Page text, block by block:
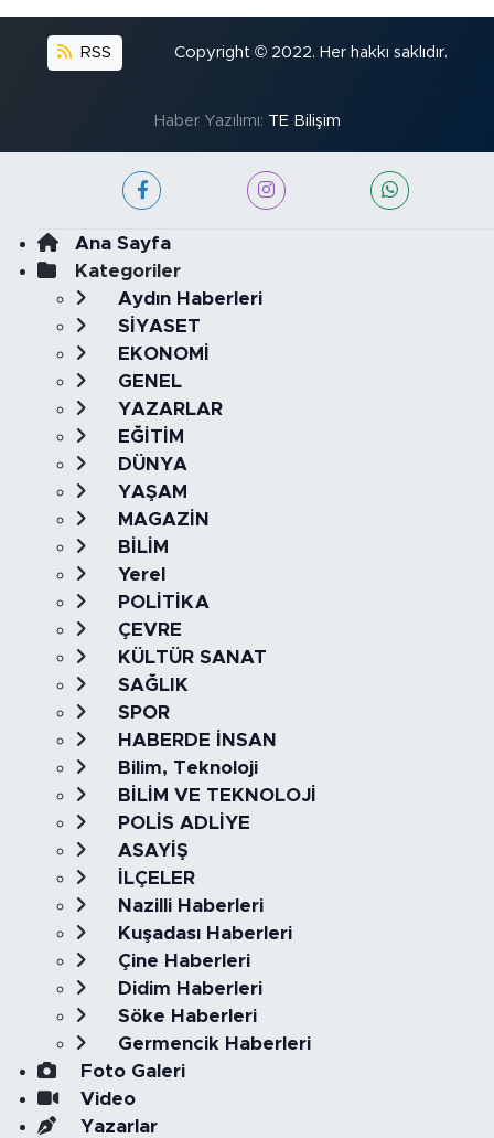
RSS Copyright © 2022. Her hakkı saklıdır.
Haber Yazılımı: TE Bilişim
Ana Sayfa
Kategoriler
Aydın Haberleri
SİYASET
EKONOMİ
GENEL
YAZARLAR
EĞİTİM
DÜNYA
YAŞAM
MAGAZİN
BİLİM
Yerel
POLİTİKA
ÇEVRE
KÜLTÜR SANAT
SAĞLIK
SPOR
HABERDE İNSAN
Bilim, Teknoloji
BİLİM VE TEKNOLOJİ
POLİS ADLİYE
ASAYİŞ
İLÇELER
Nazilli Haberleri
Kuşadası Haberleri
Çine Haberleri
Didim Haberleri
Söke Haberleri
Germencik Haberleri
Foto Galeri
Video
Yazarlar